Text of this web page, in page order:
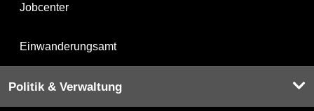
Jobcenter
Einwanderungsamt
Politik & Verwaltung